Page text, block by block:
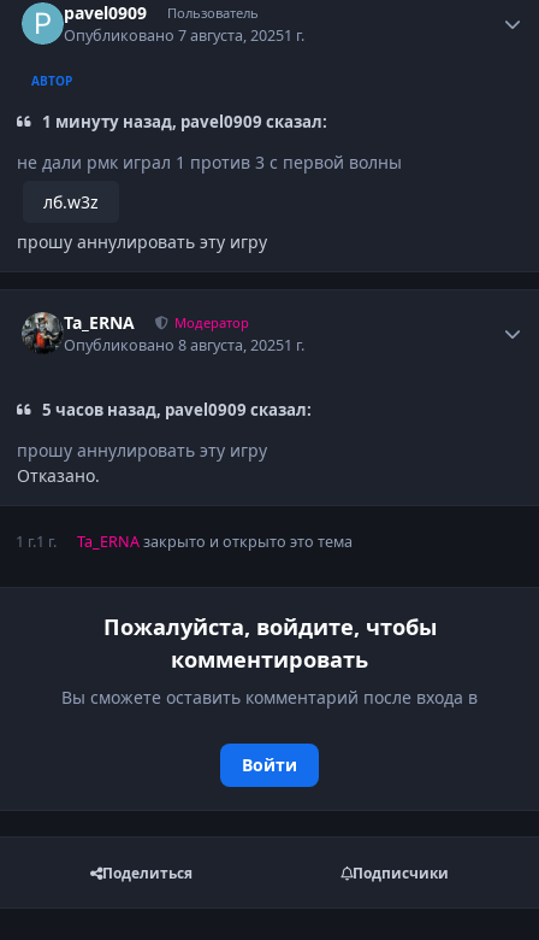
pavel0909 Пользователь
Опубликовано7 августа, 20251 г.
АВТОР
1 минуту назад, pavel0909 сказал:
не дали рмк играл 1 против 3 с первой волны
лб.w3z
прошу аннулировать эту игру
Ta_ERNA Модератор
Опубликовано8 августа, 20251 г.
5 часов назад, pavel0909 сказал:
прошу аннулировать эту игру
Отказано.
1 г.1 г. Ta_ERNAзакрыто и открыто это тема
Пожалуйста, войдите, чтобы
комментировать
Вы сможете оставить комментарий после входа в
Войти
Поделиться Подписчики